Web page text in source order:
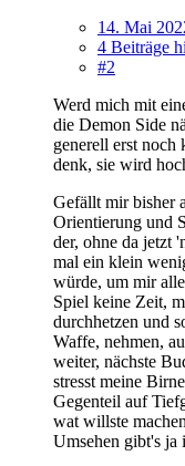
14. Mai
4 Beiträge
#2
Werd mich mit
die Demon Side
generell erst noch
denk, sie wird
Gefällt mir bisher
Orientierung und
der, ohne da jetzt
mal ein klein
würde, um mir
Spiel keine Zeit,
durchhetzen und
Waffe, nehmen,
weiter, nächste
stresst meine
Gegenteil auf
wat willste
Umsehen gibt's ja